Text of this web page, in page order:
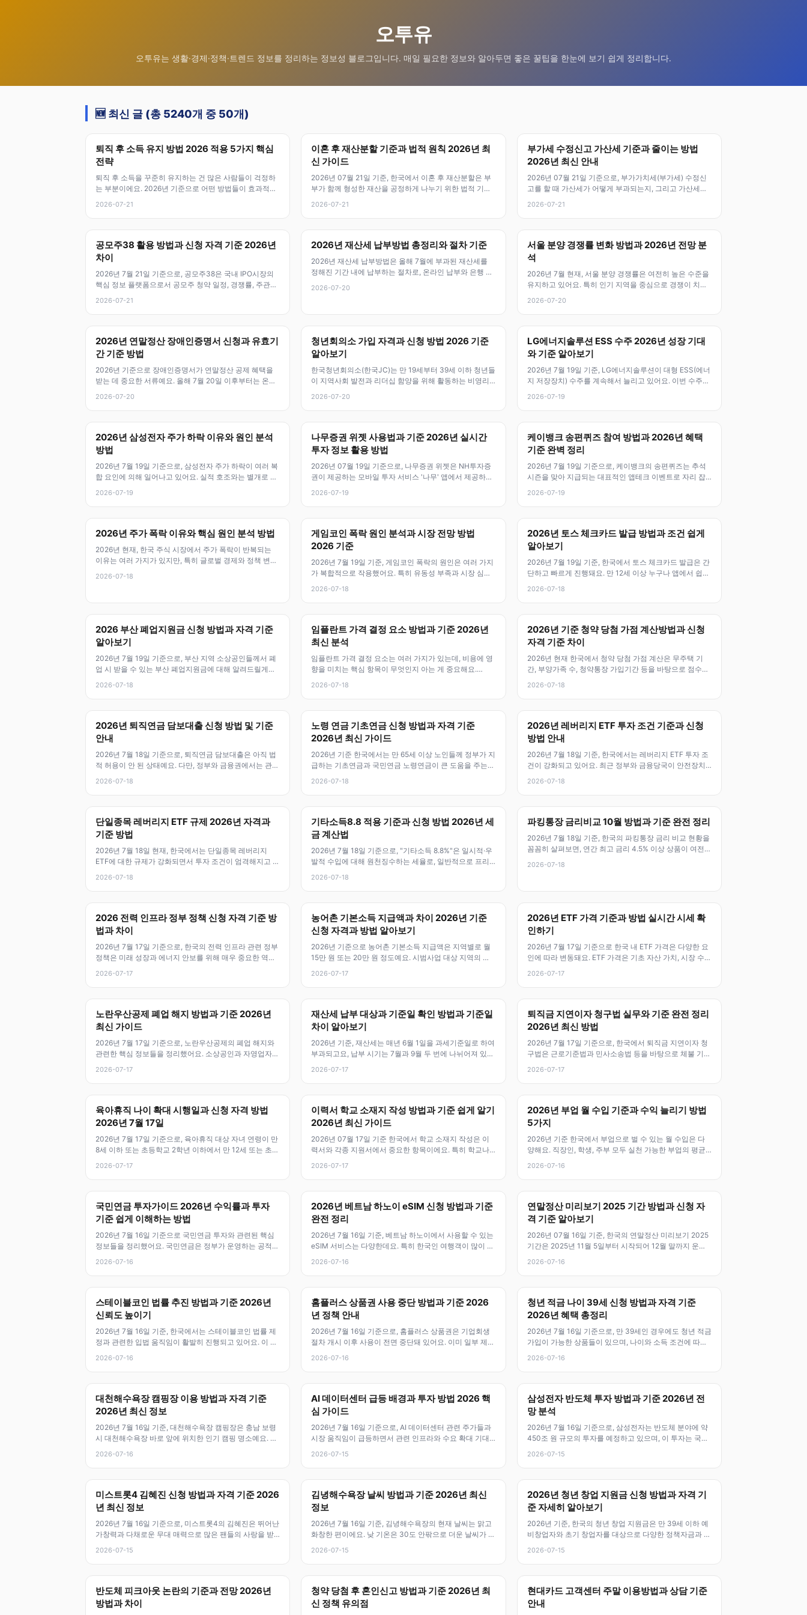
오투유
오투유는 생활·경제·정책·트렌드 정보를 정리하는 정보성 블로그입니다. 매일 필요한 정보와 알아두면 좋은 꿀팁을 한눈에 보기 쉽게 정리합니다.
🆕 최신 글 (총 5240개 중 50개)
퇴직 후 소득 유지 방법 2026 적용 5가지 핵심
전략
퇴직 후 소득을 꾸준히 유지하는 건 많은 사람들이 걱정하
는 부분이에요. 2026년 기준으로 어떤 방법들이 효과적이
2026-07-21
이혼 후 재산분할 기준과 법적 원칙 2026년 최
신 가이드
2026년 07월 21일 기준, 한국에서 이혼 후 재산분할은 부
부가 함께 형성한 재산을 공정하게 나누기 위한 법적 기준
2026-07-21
부가세 수정신고 가산세 기준과 줄이는 방법
2026년 최신 안내
2026년 07월 21일 기준으로, 부가가치세(부가세) 수정신
고를 할 때 가산세가 어떻게 부과되는지, 그리고 가산세를
2026-07-21
공모주38 활용 방법과 신청 자격 기준 2026년
차이
2026년 7월 21일 기준으로, 공모주38은 국내 IPO시장의
핵심 정보 플랫폼으로서 공모주 청약 일정, 경쟁률, 주관사,
2026-07-21
2026년 재산세 납부방법 총정리와 절차 기준
2026년 재산세 납부방법은 올해 7월에 부과된 재산세를
정해진 기간 내에 납부하는 절차로, 온라인 납부와 은행 방
2026-07-20
서울 분양 경쟁률 변화 방법과 2026년 전망 분
석
2026년 7월 현재, 서울 분양 경쟁률은 여전히 높은 수준을
유지하고 있어요. 특히 인기 지역을 중심으로 경쟁이 치열
2026-07-20
2026년 연말정산 장애인증명서 신청과 유효기
간 기준 방법
2026년 기준으로 장애인증명서가 연말정산 공제 혜택을
받는 데 중요한 서류예요. 올해 7월 20일 이후부터는 온라
2026-07-20
청년회의소 가입 자격과 신청 방법 2026 기준
알아보기
한국청년회의소(한국JC)는 만 19세부터 39세 이하 청년들
이 지역사회 발전과 리더십 함양을 위해 활동하는 비영리
2026-07-20
LG에너지솔루션 ESS 수주 2026년 성장 기대
와 기준 알아보기
2026년 7월 19일 기준, LG에너지솔루션이 대형 ESS(에너
지 저장장치) 수주를 계속해서 늘리고 있어요. 이번 수주는
2026-07-19
2026년 삼성전자 주가 하락 이유와 원인 분석
방법
2026년 7월 19일 기준으로, 삼성전자 주가 하락이 여러 복
합 요인에 의해 일어나고 있어요. 실적 호조와는 별개로 시
2026-07-19
나무증권 위젯 사용법과 기준 2026년 실시간
투자 정보 활용 방법
2026년 07월 19일 기준으로, 나무증권 위젯은 NH투자증
권이 제공하는 모바일 투자 서비스 '나무' 앱에서 제공하는
2026-07-19
케이뱅크 송편퀴즈 참여 방법과 2026년 혜택
기준 완벽 정리
2026년 7월 19일 기준으로, 케이뱅크의 송편퀴즈는 추석
시즌을 맞아 지급되는 대표적인 앱테크 이벤트로 자리 잡
2026-07-19
2026년 주가 폭락 이유와 핵심 원인 분석 방법
2026년 현재, 한국 주식 시장에서 주가 폭락이 반복되는
이유는 여러 가지가 있지만, 특히 글로벌 경제와 정책 변화
2026-07-18
게임코인 폭락 원인 분석과 시장 전망 방법
2026 기준
2026년 7월 19일 기준, 게임코인 폭락의 원인은 여러 가지
가 복합적으로 작용했어요. 특히 유동성 부족과 시장 심리
2026-07-18
2026년 토스 체크카드 발급 방법과 조건 쉽게
알아보기
2026년 7월 19일 기준, 한국에서 토스 체크카드 발급은 간
단하고 빠르게 진행돼요. 만 12세 이상 누구나 앱에서 쉽게
2026-07-18
2026 부산 폐업지원금 신청 방법과 자격 기준
알아보기
2026년 7월 19일 기준으로, 부산 지역 소상공인들께서 폐
업 시 받을 수 있는 부산 폐업지원금에 대해 알려드릴게요.
2026-07-18
임플란트 가격 결정 요소 방법과 기준 2026년
최신 분석
임플란트 가격 결정 요소는 여러 가지가 있는데, 비용에 영
향을 미치는 핵심 항목이 무엇인지 아는 게 중요해요.
2026-07-18
2026년 기준 청약 당첨 가점 계산방법과 신청
자격 기준 차이
2026년 현재 한국에서 청약 당첨 가점 계산은 무주택 기
간, 부양가족 수, 청약통장 가입기간 등을 바탕으로 점수를
2026-07-18
2026년 퇴직연금 담보대출 신청 방법 및 기준
안내
2026년 7월 18일 기준으로, 퇴직연금 담보대출은 아직 법
적 허용이 안 된 상태예요. 다만, 정부와 금융권에서는 관련
2026-07-18
노령 연금 기초연금 신청 방법과 자격 기준
2026년 최신 가이드
2026년 기준 한국에서는 만 65세 이상 노인들께 정부가 지
급하는 기초연금과 국민연금 노령연금이 큰 도움을 주는
2026-07-18
2026년 레버리지 ETF 투자 조건 기준과 신청
방법 안내
2026년 7월 18일 기준, 한국에서는 레버리지 ETF 투자 조
건이 강화되고 있어요. 최근 정부와 금융당국이 안전장치
2026-07-18
단일종목 레버리지 ETF 규제 2026년 자격과
기준 방법
2026년 7월 18일 현재, 한국에서는 단일종목 레버리지
ETF에 대한 규제가 강화되면서 투자 조건이 엄격해지고 있
2026-07-18
기타소득8.8 적용 기준과 신청 방법 2026년 세
금 계산법
2026년 7월 18일 기준으로, "기타소득 8.8%"은 일시적·우
발적 수입에 대해 원천징수하는 세율로, 일반적으로 프리
2026-07-18
파킹통장 금리비교 10월 방법과 기준 완전 정리
2026년 7월 18일 기준, 한국의 파킹통장 금리 비교 현황을
꼼꼼히 살펴보면, 연간 최고 금리 4.5% 이상 상품이 여전히
2026-07-18
2026 전력 인프라 정부 정책 신청 자격 기준 방
법과 차이
2026년 7월 17일 기준으로, 한국의 전력 인프라 관련 정부
정책은 미래 성장과 에너지 안보를 위해 매우 중요한 역할
2026-07-17
농어촌 기본소득 지급액과 차이 2026년 기준
신청 자격과 방법 알아보기
2026년 기준으로 농어촌 기본소득 지급액은 지역별로 월
15만 원 또는 20만 원 정도예요. 시범사업 대상 지역의 지
2026-07-17
2026년 ETF 가격 기준과 방법 실시간 시세 확
인하기
2026년 7월 17일 기준으로 한국 내 ETF 가격은 다양한 요
인에 따라 변동돼요. ETF 가격은 기초 자산 가치, 시장 수요
2026-07-17
노란우산공제 폐업 해지 방법과 기준 2026년
최신 가이드
2026년 7월 17일 기준으로, 노란우산공제의 폐업 해지와
관련한 핵심 정보들을 정리했어요. 소상공인과 자영업자들
2026-07-17
재산세 납부 대상과 기준일 확인 방법과 기준일
차이 알아보기
2026년 기준, 재산세는 매년 6월 1일을 과세기준일로 하여
부과되고요, 납부 시기는 7월과 9월 두 번에 나뉘어져 있어
2026-07-17
퇴직금 지연이자 청구법 실무와 기준 완전 정리
2026년 최신 방법
2026년 7월 17일 기준으로, 한국에서 퇴직금 지연이자 청
구법은 근로기준법과 민사소송법 등을 바탕으로 체불 기간
2026-07-17
육아휴직 나이 확대 시행일과 신청 자격 방법
2026년 7월 17일
2026년 7월 17일 기준으로, 육아휴직 대상 자녀 연령이 만
8세 이하 또는 초등학교 2학년 이하에서 만 12세 또는 초등
2026-07-17
이력서 학교 소재지 작성 방법과 기준 쉽게 알기
2026년 최신 가이드
2026년 07월 17일 기준 한국에서 학교 소재지 작성은 이
력서와 각종 지원서에서 중요한 항목이에요. 특히 학교나
2026-07-17
2026년 부업 월 수입 기준과 수익 늘리기 방법
5가지
2026년 기준 한국에서 부업으로 벌 수 있는 월 수입은 다
양해요. 직장인, 학생, 주부 모두 실천 가능한 부업의 평균
2026-07-16
국민연금 투자가이드 2026년 수익률과 투자
기준 쉽게 이해하는 방법
2026년 7월 16일 기준으로 국민연금 투자와 관련된 핵심
정보들을 정리했어요. 국민연금은 정부가 운영하는 공적
2026-07-16
2026년 베트남 하노이 eSIM 신청 방법과 기준
완전 정리
2026년 7월 16일 기준, 베트남 하노이에서 사용할 수 있는
eSIM 서비스는 다양한데요. 특히 한국인 여행객이 많이 찾
2026-07-16
연말정산 미리보기 2025 기간 방법과 신청 자
격 기준 알아보기
2026년 07월 16일 기준, 한국의 연말정산 미리보기 2025
기간은 2025년 11월 5일부터 시작되어 12월 말까지 운영
2026-07-16
스테이블코인 법률 추진 방법과 기준 2026년
신뢰도 높이기
2026년 7월 16일 기준, 한국에서는 스테이블코인 법률 제
정과 관련한 입법 움직임이 활발히 진행되고 있어요. 이 제
2026-07-16
홈플러스 상품권 사용 중단 방법과 기준 2026
년 정책 안내
2026년 7월 16일 기준으로, 홈플러스 상품권은 기업회생
절차 개시 이후 사용이 전면 중단돼 있어요. 이미 일부 제휴
2026-07-16
청년 적금 나이 39세 신청 방법과 자격 기준
2026년 혜택 총정리
2026년 7월 16일 기준으로, 만 39세인 경우에도 청년 적금
가입이 가능한 상품들이 있으며, 나이와 소득 조건에 따라
2026-07-16
대천해수욕장 캠핑장 이용 방법과 자격 기준
2026년 최신 정보
2026년 7월 16일 기준, 대천해수욕장 캠핑장은 충남 보령
시 대천해수욕장 바로 앞에 위치한 인기 캠핑 명소예요. 해
2026-07-16
AI 데이터센터 급등 배경과 투자 방법 2026 핵
심 가이드
2026년 7월 16일 기준으로, AI 데이터센터 관련 주가들과
시장 움직임이 급등하면서 관련 인프라와 수요 확대 기대
2026-07-15
삼성전자 반도체 투자 방법과 기준 2026년 전
망 분석
2026년 7월 16일 기준으로, 삼성전자는 반도체 분야에 약
450조 원 규모의 투자를 예정하고 있으며, 이 투자는 국내
2026-07-15
미스트롯4 김혜진 신청 방법과 자격 기준 2026
년 최신 정보
2026년 7월 16일 기준으로, 미스트롯4의 김혜진은 뛰어난
가창력과 다채로운 무대 매력으로 많은 팬들의 사랑을 받
2026-07-15
김녕해수욕장 날씨 방법과 기준 2026년 최신
정보
2026년 7월 16일 기준, 김녕해수욕장의 현재 날씨는 맑고
화창한 편이에요. 낮 기온은 30도 안팎으로 더운 날씨가 계
2026-07-15
2026년 청년 창업 지원금 신청 방법과 자격 기
준 자세히 알아보기
2026년 기준, 한국의 청년 창업 지원금은 만 39세 이하 예
비창업자와 초기 창업자를 대상으로 다양한 정책자금과 지
2026-07-15
반도체 피크아웃 논란의 기준과 전망 2026년
방법과 차이
청약 당첨 후 혼인신고 방법과 기준 2026년 최
신 정책 유의점
현대카드 고객센터 주말 이용방법과 상담 기준
안내